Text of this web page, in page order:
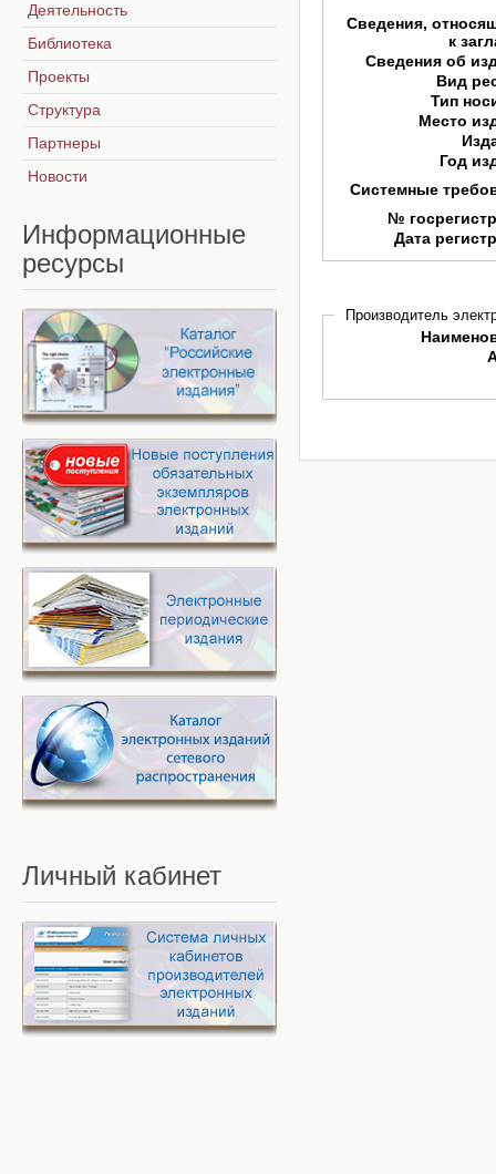
Сведения,
к
Сведения об
Вид
Тип
Место
Год
Системные
№
Дата
Производитель
Деятельность
Библиотека
Проекты
Структура
Партнеры
Новости
Информационные
ресурсы
Личный кабинет